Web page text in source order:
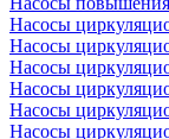
Насосы
Насосы
Насосы
Насосы
Насосы
Насосы